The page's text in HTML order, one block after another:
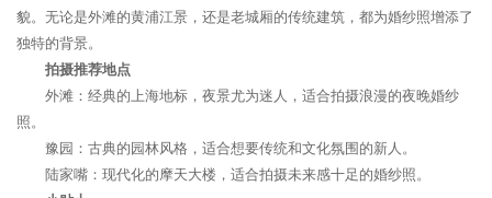
貌。无论是外滩的黄浦江景，还是老城厢的传统建筑，都为婚纱照增添了
独特的背景。
拍摄推荐地点
外滩：经典的上海地标，夜景尤为迷人，适合拍摄浪漫的夜晚婚纱
照。
豫园：古典的园林风格，适合想要传统和文化氛围的新人。
陆家嘴：现代化的摩天大楼，适合拍摄未来感十足的婚纱照。